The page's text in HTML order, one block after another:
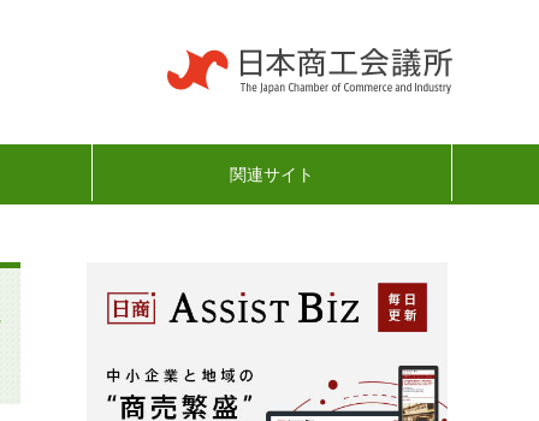
関連サイト